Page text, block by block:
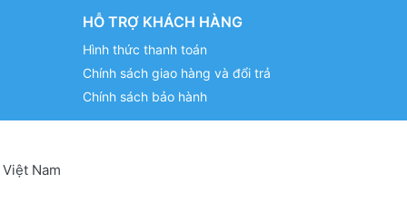
HỖ TRỢ KHÁCH HÀNG
Hình thức thanh toán
Chính sách giao hàng và đổi trả
Chính sách bảo hành
Nam